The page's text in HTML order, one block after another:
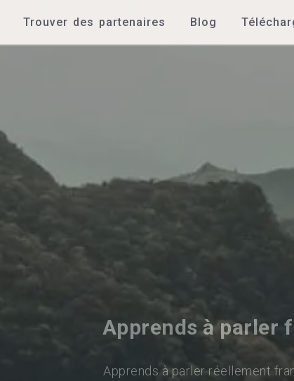
Trouver des partenaires Blog
Apprends à parler
Apprends à parler réellement